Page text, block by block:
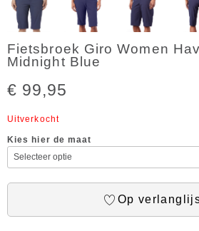
Fietsbroek Giro Women
Midnight Blue
€ 99,95
Uitverkocht
Kies hier de maat
Op